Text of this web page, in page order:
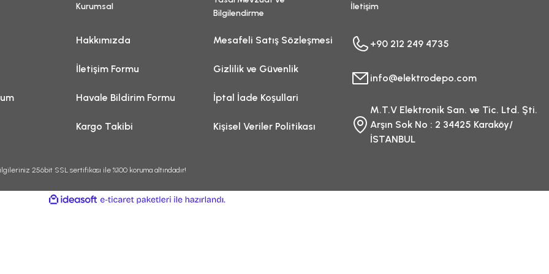
Kurumsal
Hakkımızda
İletişim Formu
Havale Bildirim Formu
Kargo Takibi
Bilgilendirme
Mesafeli Satış Sözleşmesi
Gizlilik ve Güvenlik
İptal İade Koşullari
Kişisel Veriler Politikası
İletişim
+90 212 249 4735
info@elektrodepo.com
M.T.V Elektronik San. ve Tic. Ltd. Şti.
Arşın Sok No : 2 34425 Karaköy/
İSTANBUL
256bit SSL sertifikası ile %100 koruma altındadır!
ideasoft
e-